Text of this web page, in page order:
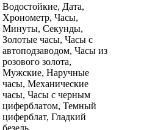
Водостойкие, Дата,
Хронометр, Часы,
Минуты, Секунды,
Золотые часы, Часы с
автоподзаводом, Часы из
розового золота,
Мужские, Наручные
часы, Механические
часы, Часы с черным
циферблатом, Темный
циферблат, Гладкий
безель